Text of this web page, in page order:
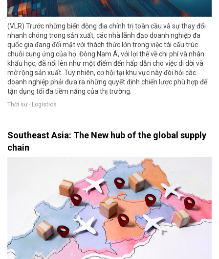
(VLR) Trước những biến động địa chính trị toàn cầu và sự thay đổi
nhanh chóng trong sản xuất, các nhà lãnh đạo doanh nghiệp đa
quốc gia đang đối mặt với thách thức lớn trong việc tái cấu trúc
chuỗi cung ứng của họ. Đông Nam Á, với lợi thế về chi phí và nhân
khẩu học, đã nổi lên như một điểm đến hấp dẫn cho việc di dời và
mở rộng sản xuất. Tuy nhiên, cơ hội tại khu vực này đòi hỏi các
doanh nghiệp phải đưa ra những quyết định chiến lược phù hợp để
tận dụng tối đa tiềm năng của thị trường.
Thời sự - Logistics
Southeast Asia: The New hub of the global supply
chain